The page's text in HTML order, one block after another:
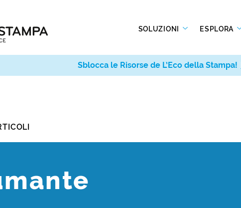
SOLUZIONI ESPLORA
Sblocca le Risorse de L’Eco della Stampa!